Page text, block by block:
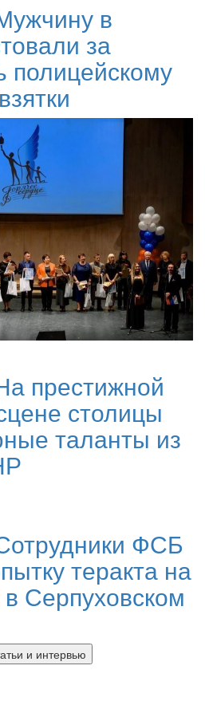
в
за
полицейскому
престижной
столицы
таланты из
ФСБ
теракта на
Серпуховском
и интервью